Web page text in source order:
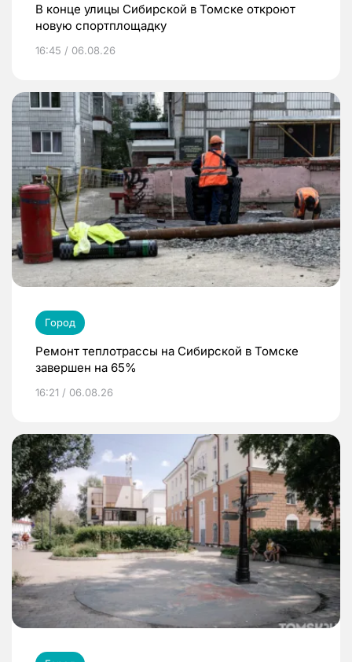
В конце улицы Сибирской в Томске откроют
новую спортплощадку
16:45 / 06.08.26
Город
Ремонт теплотрассы на Сибирской в Томске
завершен на 65%
16:21 / 06.08.26